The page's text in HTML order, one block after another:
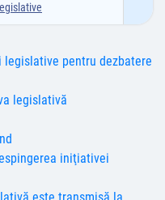
pentru dezbatere
legislativă
iniţiativei